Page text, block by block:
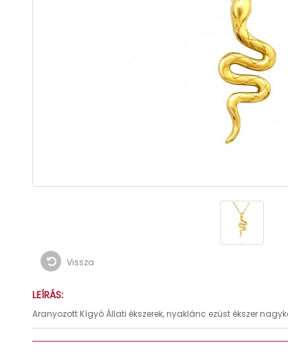
Vissza
LEÍRÁS:
Aranyozott Kígyó Állati ékszerek, nyaklánc ezüst ékszer